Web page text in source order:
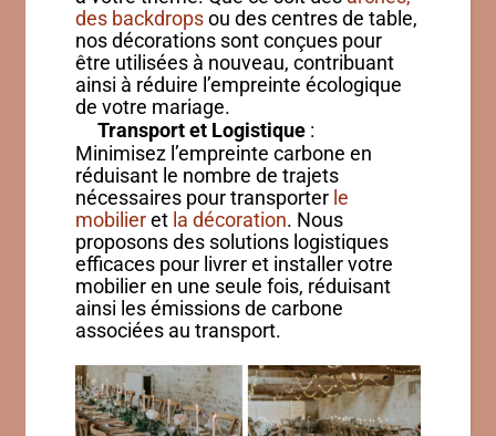
des backdropsou des centres de table,
nos décorations sont conçues pour
être utilisées à nouveau, contribuant
ainsi à réduire l’empreinte écologique
de votre mariage.
Transport et Logistique :
Minimisez l’empreinte carbone en
réduisant le nombre de trajets
nécessaires pour transporter le
mobilieret la décoration. Nous
proposons des solutions logistiques
efficaces pour livrer et installer votre
mobilier en une seule fois, réduisant
ainsi les émissions de carbone
associées au transport.